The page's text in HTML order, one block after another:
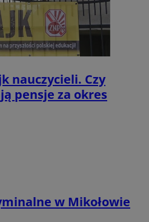
nauczycieli. Czy
pensje za okres
w Mikołowie